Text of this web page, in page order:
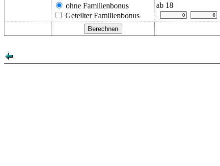
ohne Familienbonus
Geteilter Familienbonus
ab 18